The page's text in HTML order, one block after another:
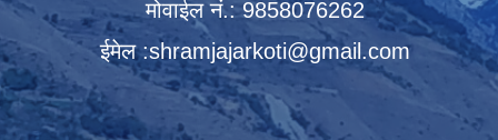
मोवाईल नं.: 9858076262
ईमेल :shramjajarkoti@gmail.com